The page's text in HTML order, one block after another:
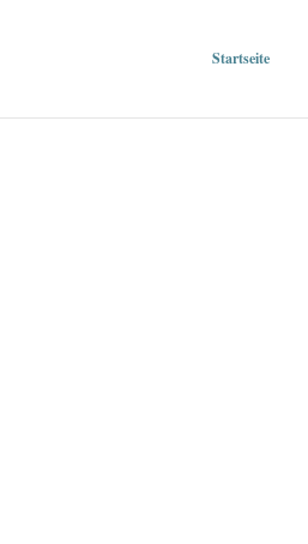
Startseite